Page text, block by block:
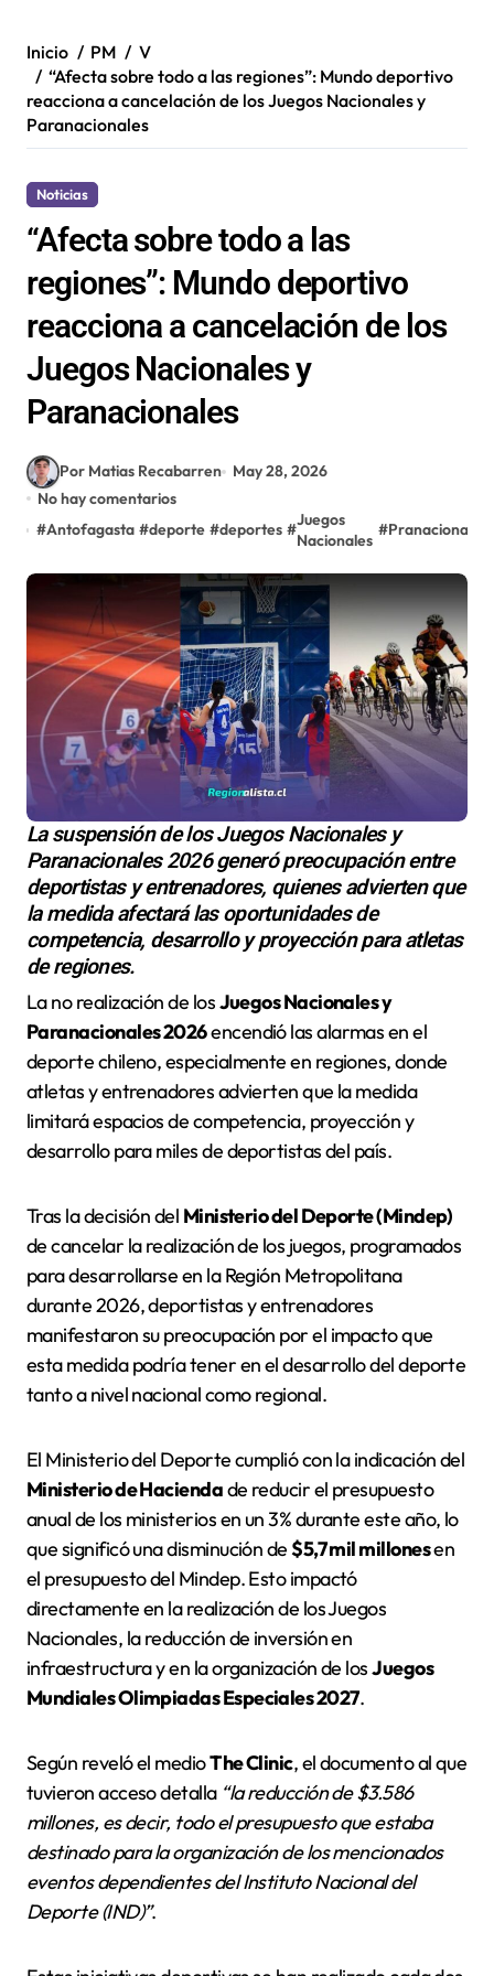
Inicio PM
V
“Afecta sobre todo a las regiones”: Mundo deportivo
reacciona a cancelación de los Juegos Nacionales y
Paranacionales
Noticias
“Afecta sobre todo a las
regiones”: Mundo deportivo
reacciona a cancelación de los
Juegos Nacionales y
Paranacionales
Por Matias Recabarren
May 28, 2026
No hay comentarios
#Antofagasta #deporte #deportes #
Juegos
Nacionales
#Pranacionales
La suspensión de los Juegos Nacionales y
Paranacionales 2026 generó preocupación entre
deportistas y entrenadores, quienes advierten que
la medida afectará las oportunidades de
competencia, desarrollo y proyección para atletas
de regiones.
La no realización de losJuegos Nacionales y
Paranacionales 2026encendió las alarmas en el
deporte chileno, especialmente en regiones, donde
atletas y entrenadores advierten que la medida
limitará espacios de competencia, proyección y
desarrollo para miles de deportistas del país.
Tras la decisión del Ministerio del Deporte (Mindep)
de cancelar la realización de los juegos, programados
para desarrollarse en la Región Metropolitana
durante 2026, deportistas y entrenadores
manifestaron su preocupación por el impacto que
esta medida podría tener en el desarrollo del deporte
tanto a nivel nacional como regional.
El Ministerio del Deporte cumplió con la indicación del
Ministerio de Haciendade reducir el presupuesto
anual de los ministerios en un 3% durante este año, lo
que significó una disminución de$5,7 mil millonesen
el presupuesto del Mindep. Esto impactó
directamente en la realización de los Juegos
Nacionales, la reducción de inversión en
infraestructura y en la organización de losJuegos
Mundiales Olimpiadas Especiales 2027.
Según reveló el medioThe Clinic, el documento al que
tuvieron acceso detalla “la reducción de $3.586
millones, es decir, todo el presupuesto que estaba
destinado para la organización de los mencionados
eventos dependientes del Instituto Nacional del
Deporte (IND)”.